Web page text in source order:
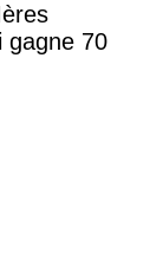
gagne 70